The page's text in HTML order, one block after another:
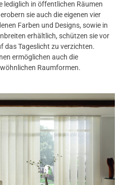
lediglich in öffentlichen Räumen
sie auch die eigenen vier
Farben und Designs, sowie in
erhältlich, schützen sie vor
das Tageslicht zu verzichten.
ermöglichen auch die
Raumformen.